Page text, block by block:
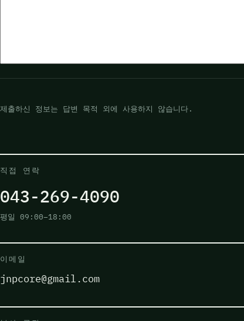
제출하신 정보는 답변 목적 외에 사용하지 않습니다.
직접 연락
043-269-4090
평일 09:00–18:00
이메일
jnpcore@gmail.com